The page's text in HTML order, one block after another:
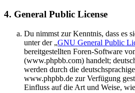
4. General Public License
Du nimmst zur Kenntnis, dass es
unter der „GNU General Public
bereitgestellten Foren-Software
(www.phpbb.com) handelt;
werden durch die
www.phpbb.de zur Verfügung
Einfluss auf die Art und Weise,